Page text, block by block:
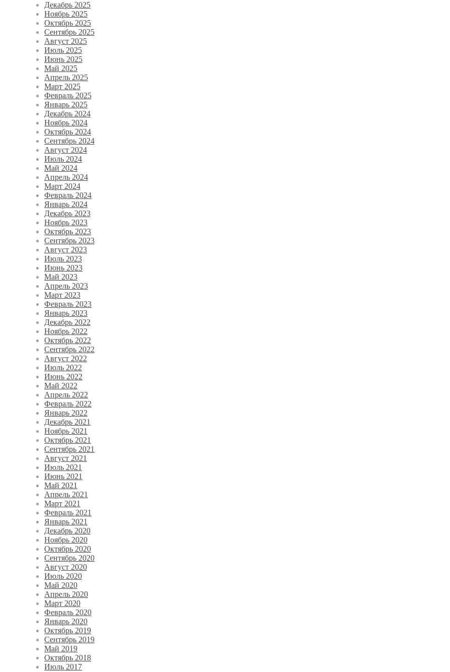
Декабрь 2025
Ноябрь 2025
Октябрь 2025
Сентябрь 2025
Август 2025
Июль 2025
Июнь 2025
Май 2025
Апрель 2025
Март 2025
Февраль 2025
Январь 2025
Декабрь 2024
Ноябрь 2024
Октябрь 2024
Сентябрь 2024
Август 2024
Июль 2024
Май 2024
Апрель 2024
Март 2024
Февраль 2024
Январь 2024
Декабрь 2023
Ноябрь 2023
Октябрь 2023
Сентябрь 2023
Август 2023
Июль 2023
Июнь 2023
Май 2023
Апрель 2023
Март 2023
Февраль 2023
Январь 2023
Декабрь 2022
Ноябрь 2022
Октябрь 2022
Сентябрь 2022
Август 2022
Июль 2022
Июнь 2022
Май 2022
Апрель 2022
Февраль 2022
Январь 2022
Декабрь 2021
Ноябрь 2021
Октябрь 2021
Сентябрь 2021
Август 2021
Июль 2021
Июнь 2021
Май 2021
Апрель 2021
Март 2021
Февраль 2021
Январь 2021
Декабрь 2020
Ноябрь 2020
Октябрь 2020
Сентябрь 2020
Август 2020
Июль 2020
Май 2020
Апрель 2020
Март 2020
Февраль 2020
Январь 2020
Октябрь 2019
Сентябрь 2019
Май 2019
Октябрь 2018
Июль 2017